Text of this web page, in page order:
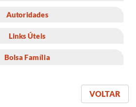
Autoridades
Links Úteis
Bolsa Família
VOLTAR